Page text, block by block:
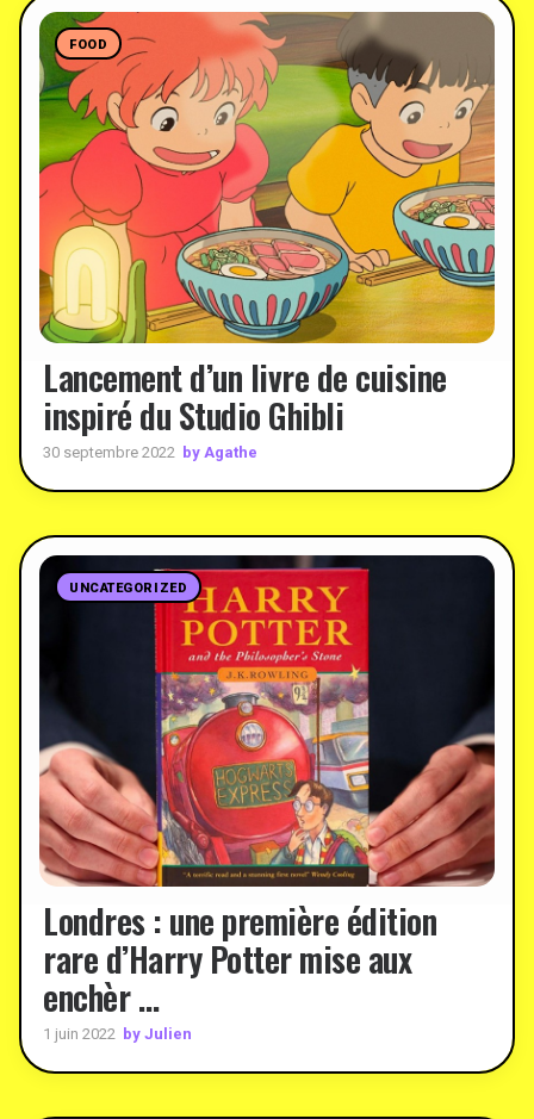
FOOD
Lancement d’un livre de cuisine
inspiré du Studio Ghibli
30 septembre 2022 by Agathe
UNCATEGORIZED
Londres : une première édition
rare d’Harry Potter mise aux
enchèr …
1 juin 2022 by Julien